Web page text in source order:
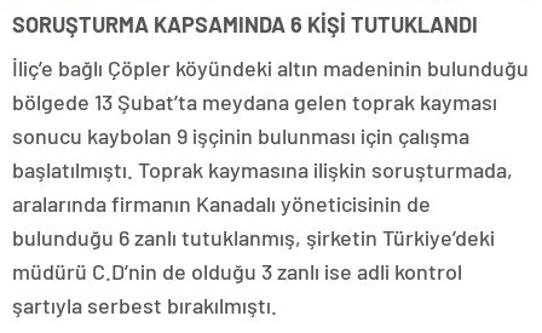
SORUŞTURMA KAPSAMINDA 6 KİŞİ TUTUKLANDI
İliç’e bağlı Çöpler köyündeki altın madeninin bulunduğu
bölgede 13 Şubat’ta meydana gelen toprak kayması
sonucu kaybolan 9 işçinin bulunması için çalışma
başlatılmıştı. Toprak kaymasına ilişkin soruşturmada,
aralarında firmanın Kanadalı yöneticisinin de
bulunduğu 6 zanlı tutuklanmış, şirketin Türkiye’deki
müdürü C.D’nin de olduğu 3 zanlı ise adli kontrol
şartıyla serbest bırakılmıştı.